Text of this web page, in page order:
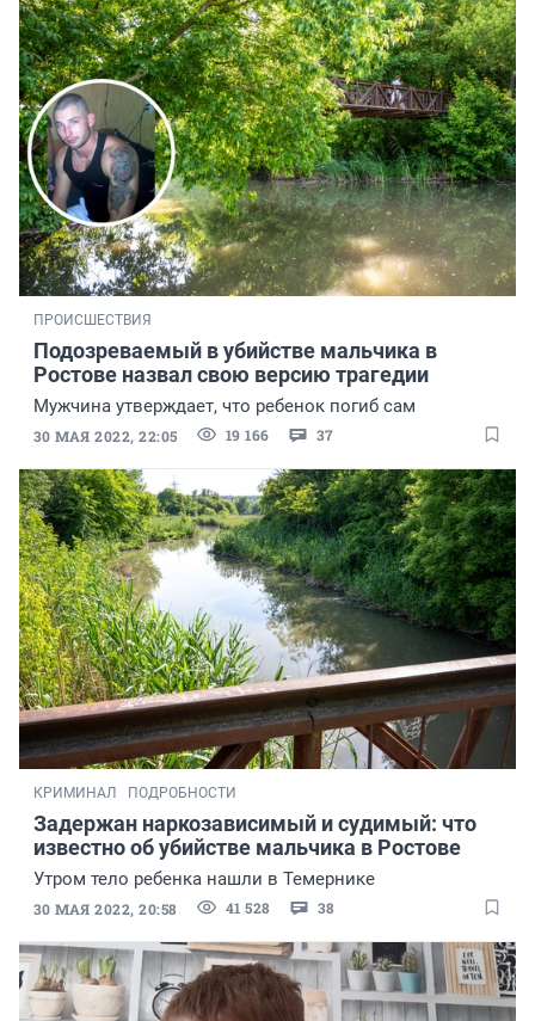
ПРОИСШЕСТВИЯ
Подозреваемый в убийстве мальчика в
Ростове назвал свою версию трагедии
Мужчина утверждает, что ребенок погиб сам
30 МАЯ 2022, 22:05 19 166 37
КРИМИНАЛ ПОДРОБНОСТИ
Задержан наркозависимый и судимый: что
известно об убийстве мальчика в Ростове
Утром тело ребенка нашли в Темернике
30 МАЯ 2022, 20:58 41 528 38